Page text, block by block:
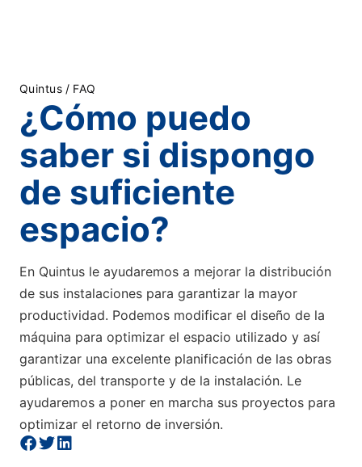
Quintus / FAQ
¿Cómo puedo
saber si dispongo
de suficiente
espacio?
En Quintus le ayudaremos a mejorar la distribución
de sus instalaciones para garantizar la mayor
productividad. Podemos modificar el diseño de la
máquina para optimizar el espacio utilizado y así
garantizar una excelente planificación de las obras
públicas, del transporte y de la instalación. Le
ayudaremos a poner en marcha sus proyectos para
optimizar el retorno de inversión.